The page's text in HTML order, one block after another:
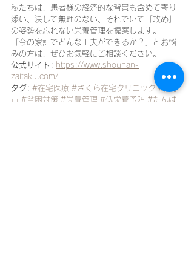
私たちは、患者様の経済的な背景も含めて寄り
添い、決して無理のない、それでいて「攻め」
の姿勢を忘れない栄養管理を提案します。
「今の家計でどんな工夫ができるか？」とお悩
みの方は、ぜひお気軽にご相談ください。
公式サイト: https://www.shounan-
zaitaku.com/
タグ: #在宅医療 #さくら在宅クリニック #逗子
市 #貧困対策 #栄養管理 #低栄養予防 #たんぱ